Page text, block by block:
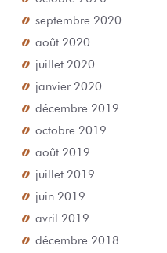
septembre 2020
août 2020
juillet 2020
janvier 2020
décembre 2019
octobre 2019
août 2019
juillet 2019
juin 2019
avril 2019
décembre 2018